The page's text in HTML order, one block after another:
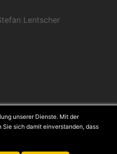
Lentscher
unserer Dienste. Mit der
sich damit einverstanden, dass